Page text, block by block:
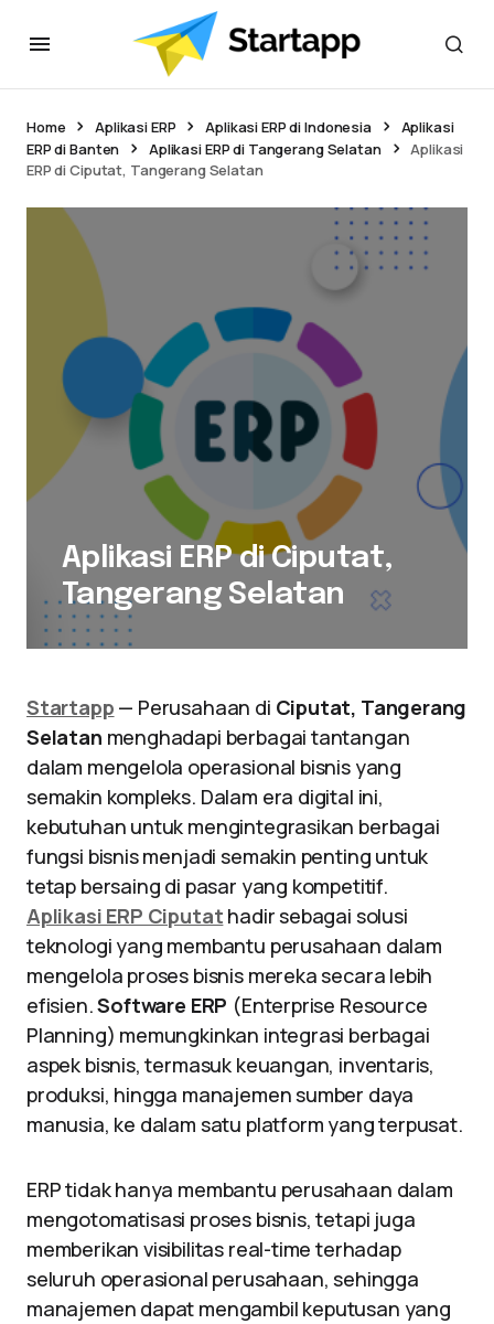
Home Aplikasi ERP Aplikasi ERP di Indonesia
Aplikasi
ERP di Banten
Aplikasi ERP di Tangerang Selatan
Aplikasi
ERP di Ciputat, Tangerang Selatan
Aplikasi ERP di Ciputat,
Tangerang Selatan
Startapp — Perusahaan di Ciputat, Tangerang
Selatan menghadapi berbagai tantangan
dalam mengelola operasional bisnis yang
semakin kompleks. Dalam era digital ini,
kebutuhan untuk mengintegrasikan berbagai
fungsi bisnis menjadi semakin penting untuk
tetap bersaing di pasar yang kompetitif.
Aplikasi ERP Ciputat hadir sebagai solusi
teknologi yang membantu perusahaan dalam
mengelola proses bisnis mereka secara lebih
efisien.Software ERP (Enterprise Resource
Planning) memungkinkan integrasi berbagai
aspek bisnis, termasuk keuangan, inventaris,
produksi, hingga manajemen sumber daya
manusia, ke dalam satu platform yang terpusat.
ERP tidak hanya membantu perusahaan dalam
mengotomatisasi proses bisnis, tetapi juga
memberikan visibilitas real-time terhadap
seluruh operasional perusahaan, sehingga
manajemen dapat mengambil keputusan yang